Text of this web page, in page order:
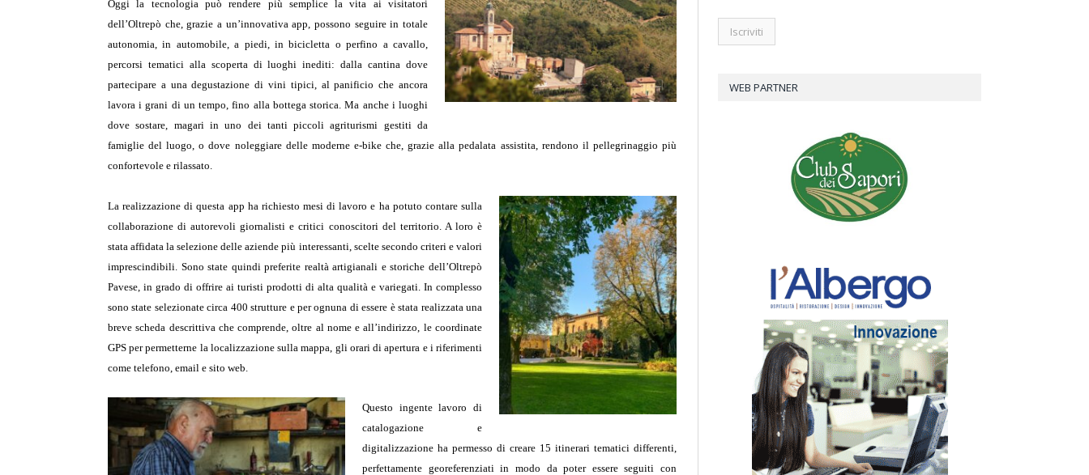
Oggi la tecnologia può rendere più semplice la vita ai visitatori
dell’Oltrepò che, grazie a un’innovativa app, possono seguire in totale
autonomia, in automobile, a piedi, in bicicletta o perfino a cavallo,
percorsi tematici alla scoperta di luoghi inediti: dalla cantina dove
partecipare a una degustazione di vini tipici, al panificio che ancora
lavora i grani di un tempo, fino alla bottega storica. Ma anche i luoghi
dove sostare, magari in uno dei tanti piccoli agriturismi gestiti da
famiglie del luogo, o dove noleggiare delle moderne e-bike che, grazie alla pedalata assistita, rendono il pellegrinaggio più
confortevole e rilassato.
La realizzazione di questa app ha richiesto mesi di lavoro e ha potuto contare sulla
collaborazione di autorevoli giornalisti e critici conoscitori del territorio. A loro è
stata affidata la selezione delle aziende più interessanti, scelte secondo criteri e valori
imprescindibili. Sono state quindi preferite realtà artigianali e storiche dell’Oltrepò
Pavese, in grado di offrire ai turisti prodotti di alta qualità e variegati. In complesso
sono state selezionate circa 400 strutture e per ognuna di essere è stata realizzata una
breve scheda descrittiva che comprende, oltre al nome e all’indirizzo, le coordinate
GPS per permetterne la localizzazione sulla mappa, gli orari di apertura e i riferimenti
come telefono, email e sito web.
Questo ingente lavoro di
catalogazione e
digitalizzazione ha permesso di creare 15 itinerari tematici differenti,
perfettamente georeferenziati in modo da poter essere seguiti con
WEB PARTNER